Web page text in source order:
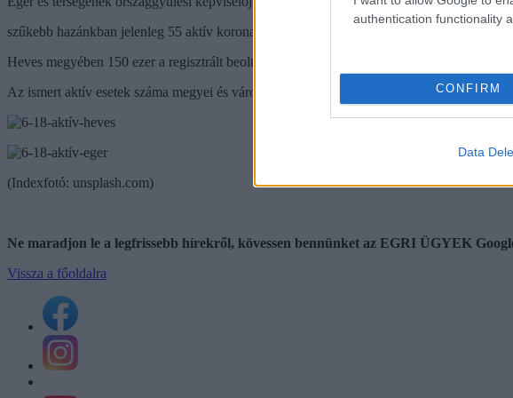
authentication functionality
CONFIRM
Data
szűkebb hazánkban jelenleg 55 aktív koronavírusos beteg tartózkodik, akik közül 3
Heves megyében 150 ezer a regisztrált beoltottak száma – tette hozzá Nyitrai Zsolt.
Az ismert aktív esetek száma megyei és városi szinen is drasztikusan csökkent az elmúlt
(Indexfotó: unsplash.com)
Ne maradjon le a legfrissebb hírekről, kövessen bennünket az EGRI ÜGYEK
Vissza a főoldalra